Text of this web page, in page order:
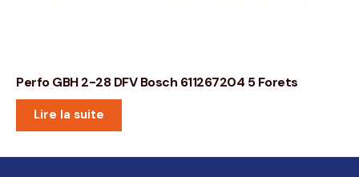
Perfo GBH 2-28 DFV Bosch 611267204 5 Forets
Lire la suite